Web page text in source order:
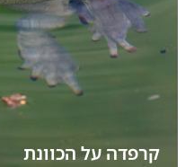
קרפדה על הכוונת